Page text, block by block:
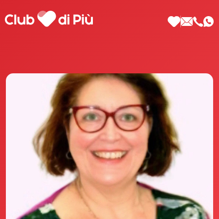
Scopri Club di Più
Le testimonianze Club di Più
La fondatrice Valeria Pilla
Annunci Donne
Agenzia matrimoniale Club di Più
Love Notebook